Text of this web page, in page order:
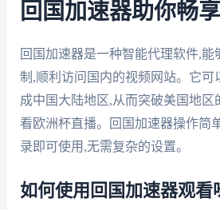
回国加速器助你畅
回国加速器是一种智能代理软件,能
制,顺利访问国内的视频网站。它可
成中国大陆地区,从而突破美国地区
看欧洲杯直播。回国加速器操作简
录即可使用,无需复杂的设置。
如何使用回国加速器观看